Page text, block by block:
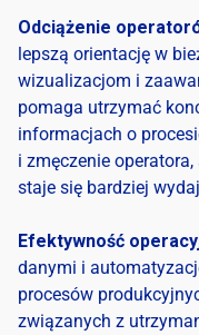
Odciążenie
lepszą orientację w
wizualizacjom i
pomaga utrzymać
informacjach o
i zmęczenie
staje się bardziej
Efektywność
danymi i
procesów
związanych z